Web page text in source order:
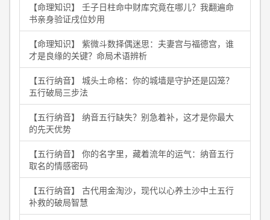
【命理知识】 壬子日柱命中财库究竟在哪儿？我翻遍命
书亲身验证戌位妙用
【命理知识】 紫微斗数择偶迷思：夫妻宫与福德宫，谁
才是良缘的关键？命局术语辨析
【五行纳音】 城头土命格：你的城墙是守护还是囚笼？
五行破局三步法
【五行纳音】 纳音五行缺失？别急着补，这才是你最大
的先天优势
【五行纳音】 你的名字里，藏着流年的运气：纳音五行
取名的情感密码
【五行纳音】 古代用金淘沙，现代以心养土沙中土五行
补救的破局智慧